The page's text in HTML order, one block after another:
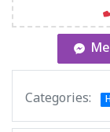
Categories: